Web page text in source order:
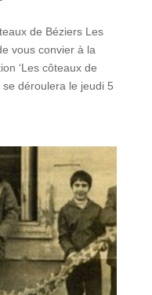
de Béziers Les
vous convier à la
‘Les côteaux de
se déroulera le jeudi 5